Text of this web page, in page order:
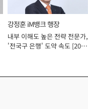
강정훈 iM뱅크 행장
내부 이해도 높은 전략 전문가,
'전국구 은행' 도약 속도 [2026